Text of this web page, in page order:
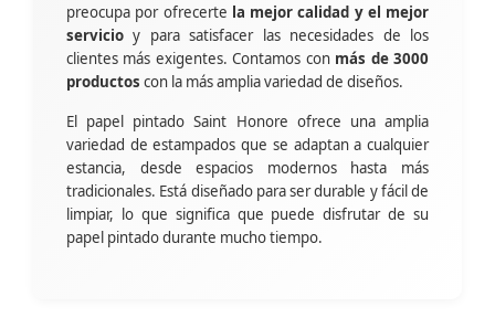
preocupa por ofrecerte la mejor calidad y el mejor
servicio y para satisfacer las necesidades de los
clientes más exigentes. Contamos con más de 3000
productos con la más amplia variedad de diseños.
El papel pintado Saint Honore ofrece una amplia
variedad de estampados que se adaptan a cualquier
estancia, desde espacios modernos hasta más
tradicionales. Está diseñado para ser durable y fácil de
limpiar, lo que significa que puede disfrutar de su
papel pintado durante mucho tiempo.